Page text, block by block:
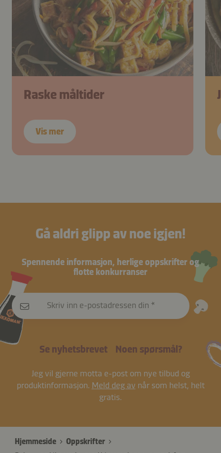
Raske måltider
Vis mer
Gå aldri glipp av noe igjen!
Spennende informasjon, herlige oppskrifter og
flotte konkurranser
Skriv inn e-postadressen din
Se nyhetsbrevet Noen spørsmål?
Jeg vil gjerne motta e-post om nye tilbud og
produktinformasjon. Meld deg av når som helst, helt
gratis.
Hjemmeside
Oppskrifter